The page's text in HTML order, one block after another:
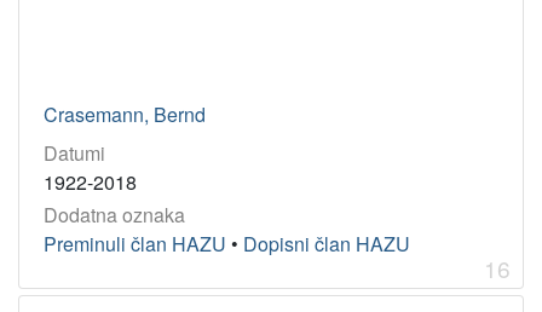
Crasemann, Bernd
Datumi
1922-2018
Dodatna oznaka
Preminuli član HAZU • Dopisni član HAZU
16